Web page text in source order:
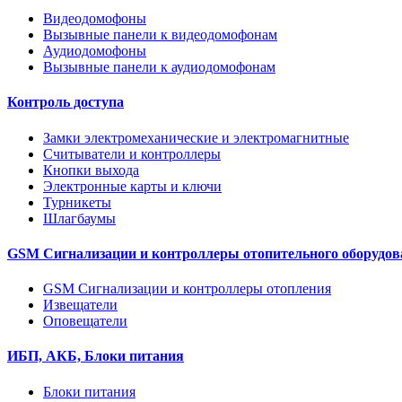
Видеодомофоны
Вызывные панели к видеодомофонам
Аудиодомофоны
Вызывные панели к аудиодомофонам
Контроль доступа
Замки электромеханические и электромагнитные
Считыватели и контроллеры
Кнопки выхода
Электронные карты и ключи
Турникеты
Шлагбаумы
GSM Сигнализации и контроллеры отопительного
GSM Сигнализации и контроллеры отопления
Извещатели
Оповещатели
ИБП, АКБ, Блоки питания
Блоки питания